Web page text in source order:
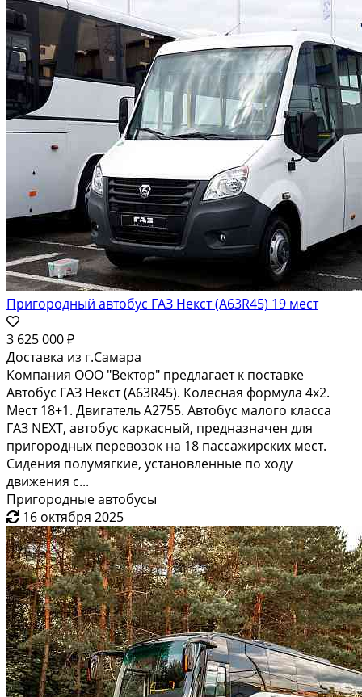
Пригородный автобус ГАЗ Некст (A63R45) 19 мест
3 625 000 ₽
Доставка из г.Самара
Компания ООО "Вектор" предлагает к поставке
Автобус ГАЗ Некст (A63R45). Колесная формула 4х2.
Мест 18+1. Двигатель А2755. Автобус малого класса
ГАЗ NEXT, автобус каркасный, предназначен для
пригородных перевозок на 18 пассажирских мест.
Сидения полумягкие, установленные по ходу
движения с...
Пригородные автобусы
16 октября 2025